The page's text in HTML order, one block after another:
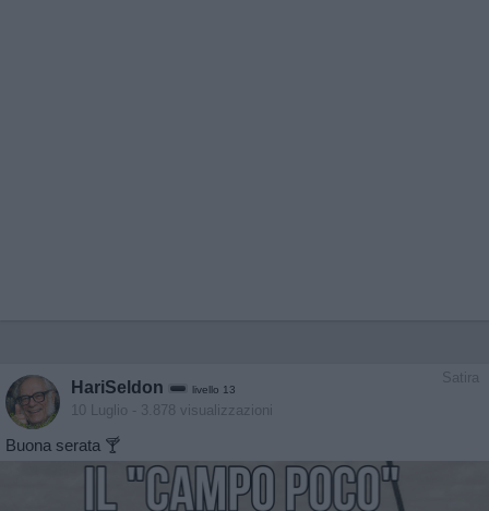
Satira
HariSeldon livello 13
10 Luglio - 3.878 visualizzazioni
Buona serata 🍸